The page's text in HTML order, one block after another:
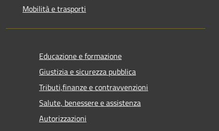
Mobilità e trasporti
Educazione e formazione
Giustizia e sicurezza pubblica
Tributi,finanze e contravvenzioni
Salute, benessere e assistenza
Autorizzazioni